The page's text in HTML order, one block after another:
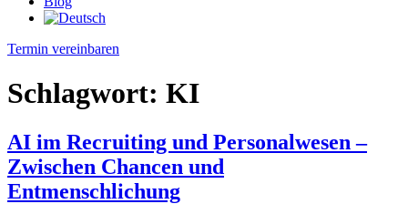
Termin vereinbaren
Schlagwort: KI
AI im Recruiting und Personalwesen –
Zwischen Chancen und
Entmenschlichung